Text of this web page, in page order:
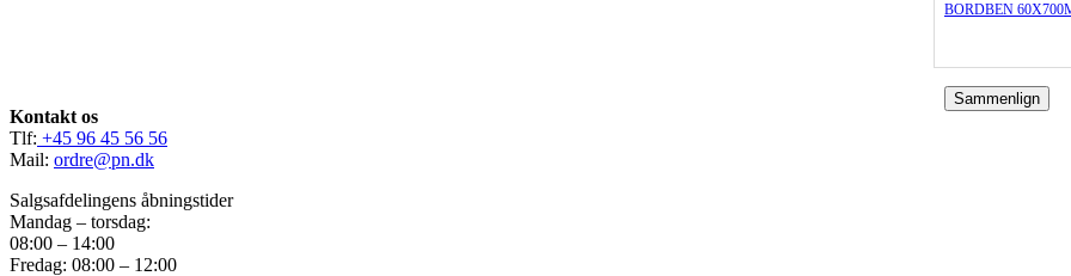
BORDBEN
Sammenlign
Kontakt os
Tlf: +45 96 45 56 56
Mail: ordre@pn.dk
Salgsafdelingens åbningstider
Mandag – torsdag:
08:00 – 14:00
Fredag: 08:00 – 12:00